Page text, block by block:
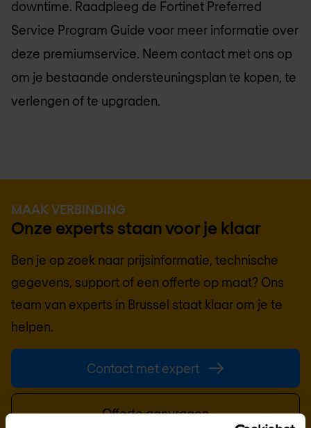
downtime. Raadpleeg de Fortinet Preferred
Service Program Guide voor meer informatie over
deze premiumservice. Neem contact met ons op
om je bestaande ondersteuningsplan te kopen, te
verlengen of te upgraden.
MAAK VERBINDING
Onze experts staan voor je klaar
Ben je op zoek naar prijsinformatie, technische
gegevens, support of een offerte op maat? Ons
team van experts in Brussel staat klaar om je te
helpen.
Contact met expert
Offerte aanvragen